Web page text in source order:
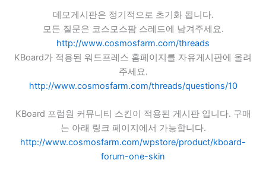
데모게시판은 정기적으로 초기화 됩니다.
모든 질문은 코스모스팜 스레드에 남겨주세요.
http://www.cosmosfarm.com/threads
KBoard가 적용된 워드프레스 홈페이지를 자유게시판에 올려
주세요.
http://www.cosmosfarm.com/threads/questions/10
KBoard 포럼원 커뮤니티 스킨이 적용된 게시판 입니다. 구매
는 아래 링크 페이지에서 가능합니다.
http://www.cosmosfarm.com/wpstore/product/kboard-
forum-one-skin